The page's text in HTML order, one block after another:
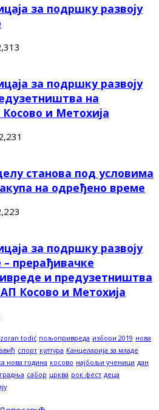
за подршку развоју
за подршку развоју
на
и Метохија
станова под условима
на одређено време
за подршку развоју
прерађивачке
и предузетништва
Косово и Метохија
zoran todić пољопривреда избори 2019 нова
спорт култура Канцеларија за младе
нова година косово најбољи ученици дан
сабор црква рок фест деца